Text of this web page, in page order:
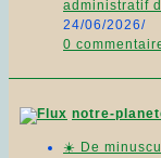
administratif
24/06/2026/
0
notre-
☀️ De